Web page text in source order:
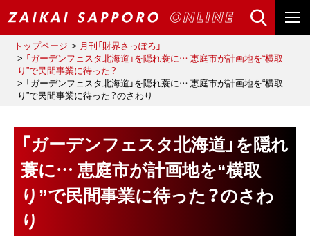
トップページ
月刊「財界さっぽろ」
「ガーデンフェスタ北海道」を隠れ蓑に… 恵庭市が計画地を“横取
り”で民間事業に待った？
「ガーデンフェスタ北海道」を隠れ蓑に… 恵庭市が計画地を“横取
り”で民間事業に待った？のさわり
「ガーデンフェスタ北海道」を隠れ
蓑に… 恵庭市が計画地を“横取
り”で民間事業に待った？のさわ
り